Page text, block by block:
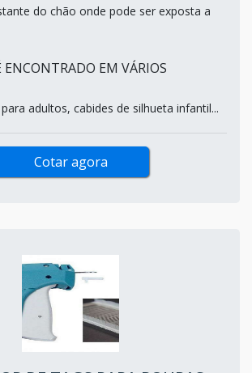
do chão onde pode ser exposta a
EM VÁRIOS
adultos, cabides de silhueta infantil...
Cotar agora